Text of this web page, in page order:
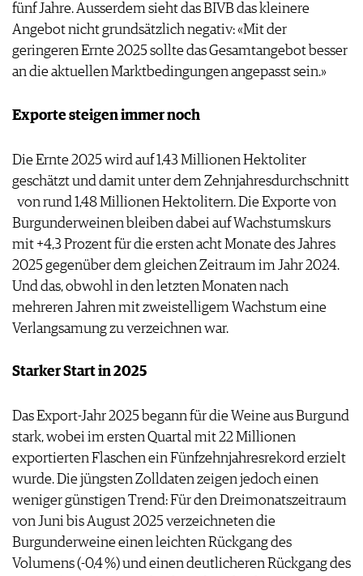
fünf Jahre. Ausserdem sieht das BIVB das kleinere
Angebot nicht grundsätzlich negativ: «Mit der
geringeren Ernte 2025 sollte das Gesamtangebot besser
an die aktuellen Marktbedingungen angepasst sein.»
Exporte steigen immer noch
Die Ernte 2025 wird auf 1,43 Millionen Hektoliter
geschätzt und damit unter dem Zehnjahresdurchschnitt
von rund 1,48 Millionen Hektolitern. Die Exporte von
Burgunderweinen bleiben dabei auf Wachstumskurs
mit +4,3 Prozent für die ersten acht Monate des Jahres
2025 gegenüber dem gleichen Zeitraum im Jahr 2024.
Und das, obwohl in den letzten Monaten nach
mehreren Jahren mit zweistelligem Wachstum eine
Verlangsamung zu verzeichnen war.
Starker Start in 2025
Das Export-Jahr 2025 begann für die Weine aus Burgund
stark, wobei im ersten Quartal mit 22 Millionen
exportierten Flaschen ein Fünfzehnjahresrekord erzielt
wurde. Die jüngsten Zolldaten zeigen jedoch einen
weniger günstigen Trend: Für den Dreimonatszeitraum
von Juni bis August 2025 verzeichneten die
Burgunderweine einen leichten Rückgang des
Volumens (-0,4 %) und einen deutlicheren Rückgang des